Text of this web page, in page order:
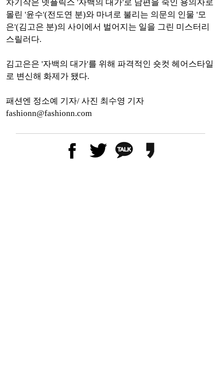
차기작은 넷플릭스 '자백의 대가'로 남편을 죽인 용의자로
몰린 '윤수'(전도연 분)와 마녀로 불리는 의문의 인물 '모
은'(김고은 분)의 사이에서 벌어지는 일을 그린 미스터리
스릴러다.
김고은은 '자백의 대가'를 위해 파격적인 숏컷 헤어스타일
로 변신해 화제가 됐다.
패션엔 정소예 기자/ 사진 최수영 기자
fashionn@fashionn.com